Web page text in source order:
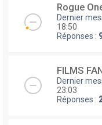
Rogue
Dernier
18:50
Réponses :
FILMS
Dernier
23:03
Réponses :